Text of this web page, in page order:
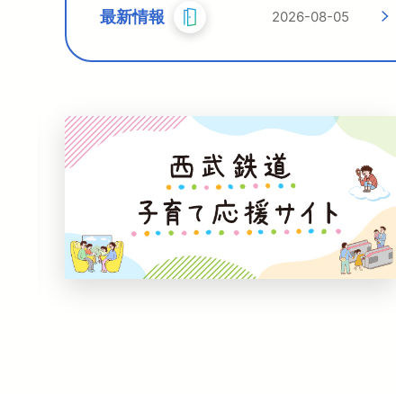
最新情報 2026-08-05
2026-08-04
2026-07-30
2026-07-28
2026-08-07
2026-08-06
2026-08-05
2026-08-05
2026-08-04